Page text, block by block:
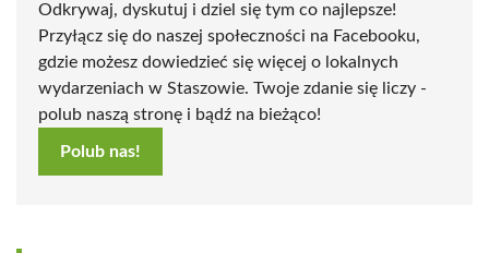
Odkrywaj, dyskutuj i dziel się tym co najlepsze!
Przyłącz się do naszej społeczności na Facebooku,
gdzie możesz dowiedzieć się więcej o lokalnych
wydarzeniach w Staszowie. Twoje zdanie się liczy -
polub naszą stronę i bądź na bieżąco!
Polub nas!